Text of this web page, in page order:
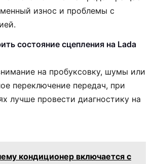
износ и проблемы с
состояние сцепления на Lada
на пробуксовку, шумы или
переключение передач, при
лучше провести диагностику на
кондиционер включается с